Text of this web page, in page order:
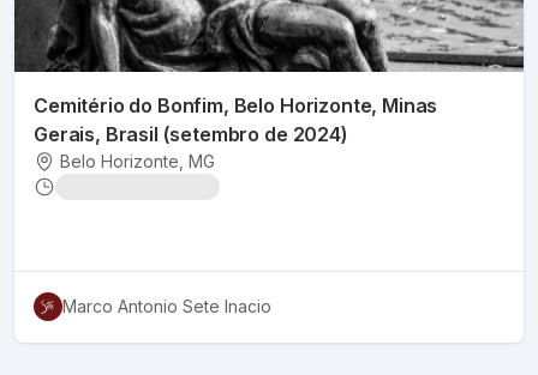
Cemitério do Bonfim, Belo Horizonte, Minas
Gerais, Brasil (setembro de 2024)
Belo Horizonte , MG
Marco Antonio Sete Inacio